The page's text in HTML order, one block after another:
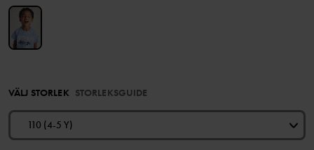
VÄLJ STORLEK STORLEKSGUIDE
110 (4-5 Y)